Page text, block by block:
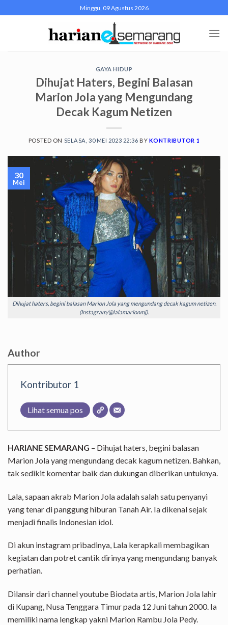
to
Minggu, 09 Agustus 2026
GAYA HIDUP
Dihujat Haters, Begini Balasan
Marion Jola yang Mengundang
Decak Kagum Netizen
POSTED ON SELASA, 30 MEI 2023 22:36 BY KONTRIBUTOR 1
Dihujat haters, begini balasan Marion Jola yang mengundang decak kagum netizen.
(Instagram/@lalamarionmj).
30
Mei
Author
Kontributor 1
Lihat semua pos
HARIANE SEMARANG – Dihujat haters, begini balasan
Marion Jola yang mengundang decak kagum netizen. Bahkan,
tak sedikit komentar baik dan dukungan diberikan untuknya.
Lala, sapaan akrab Marion Jola adalah salah satu penyanyi
yang tenar di panggung hiburan Tanah Air. Ia dikenal sejak
menjadi finalis Indonesian idol.
Di akun instagram pribadinya, Lala kerapkali membagikan
kegiatan dan potret cantik dirinya yang mengundang banyak
perhatian.
Dilansir dari channel youtube Biodata artis, Marion Jola lahir
di Kupang, Nusa Tenggara Timur pada 12 Juni tahun 2000. Ia
memiliki nama lengkap yakni Marion Rambu Jola Pedy.